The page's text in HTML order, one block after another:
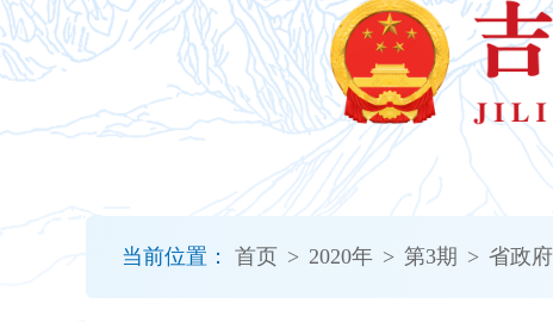
当前位置： 首页 > 2020年 > 第3期 > 省政
页
面,
按
加